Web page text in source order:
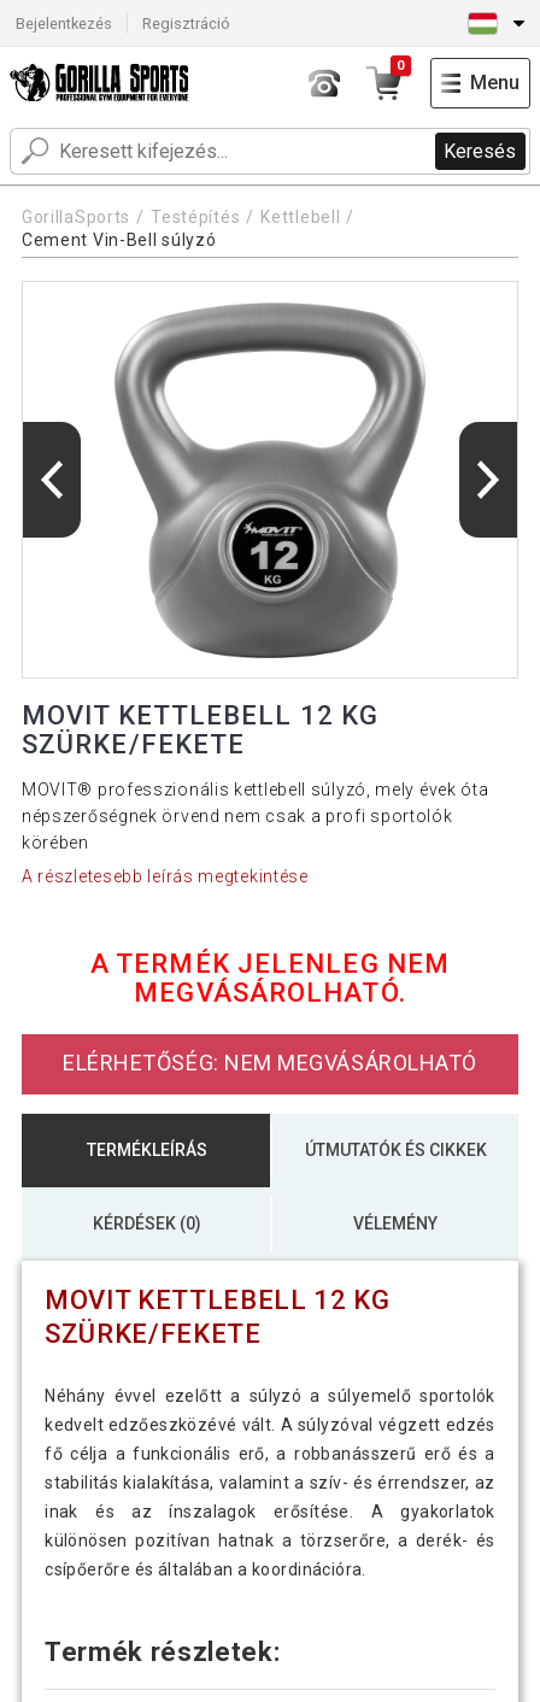
Bejelentkezés Regisztráció
Keresés
0
Menu
GorillaSports Testépítés
Kettlebell
Cement Vin-Bell súlyzó
MOVIT KETTLEBELL 12 KG
SZÜRKE/FEKETE
MOVIT® professzionális kettlebell súlyzó, mely évek óta
népszerőségnek örvend nem csak a profi sportolók
körében
A részletesebb leírás megtekintése
A TERMÉK JELENLEG NEM
MEGVÁSÁROLHATÓ.
ELÉRHETŐSÉG: NEM MEGVÁSÁROLHATÓ
TERMÉKLEÍRÁS ÚTMUTATÓK ÉS CIKKEK
KÉRDÉSEK (0) VÉLEMÉNY
MOVIT KETTLEBELL 12 KG
SZÜRKE/FEKETE
Néhány évvel ezelőtt a súlyzó a súlyemelő sportolók
kedvelt edzőeszközévé vált. A súlyzóval végzett edzés
fő célja a funkcionális erő, a robbanásszerű erő és a
stabilitás kialakítása, valamint a szív- és érrendszer, az
inak és az ínszalagok erősítése. A gyakorlatok
különösen pozitívan hatnak a törzserőre, a derék- és
csípőerőre és általában a koordinációra.
Termék részletek: